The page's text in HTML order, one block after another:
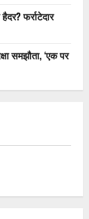
फर्राटेदार
समझौता, ‘एक पर